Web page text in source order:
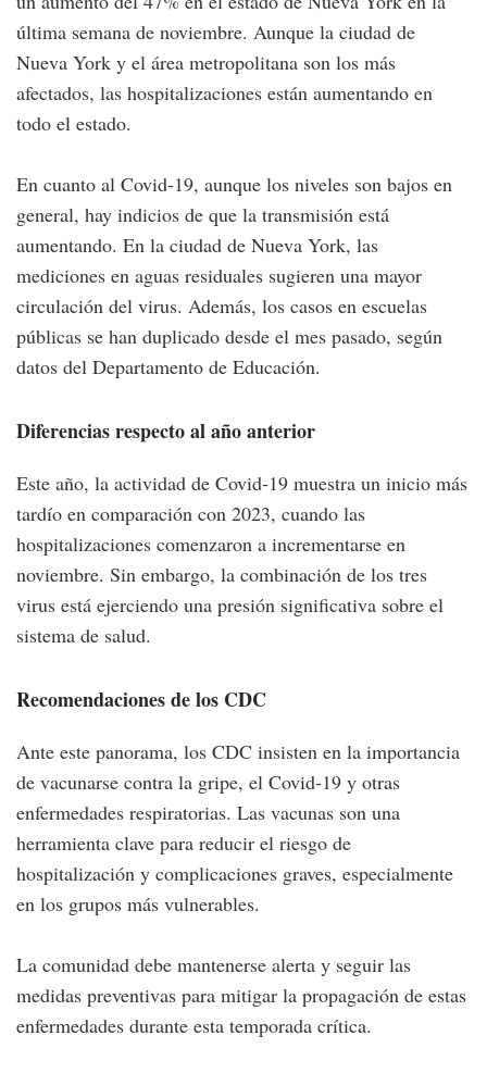
última semana de noviembre. Aunque la ciudad de
Nueva York y el área metropolitana son los más
afectados, las hospitalizaciones están aumentando en
todo el estado.
En cuanto al Covid-19, aunque los niveles son bajos en
general, hay indicios de que la transmisión está
aumentando. En la ciudad de Nueva York, las
mediciones en aguas residuales sugieren una mayor
circulación del virus. Además, los casos en escuelas
públicas se han duplicado desde el mes pasado, según
datos del Departamento de Educación.
Diferencias respecto al año anterior
Este año, la actividad de Covid-19 muestra un inicio más
tardío en comparación con 2023, cuando las
hospitalizaciones comenzaron a incrementarse en
noviembre. Sin embargo, la combinación de los tres
virus está ejerciendo una presión significativa sobre el
sistema de salud.
Recomendaciones de los CDC
Ante este panorama, los CDC insisten en la importancia
de vacunarse contra la gripe, el Covid-19 y otras
enfermedades respiratorias. Las vacunas son una
herramienta clave para reducir el riesgo de
hospitalización y complicaciones graves, especialmente
en los grupos más vulnerables.
La comunidad debe mantenerse alerta y seguir las
medidas preventivas para mitigar la propagación de estas
enfermedades durante esta temporada crítica.